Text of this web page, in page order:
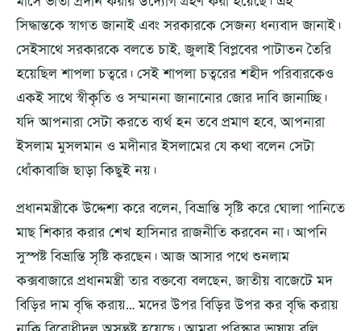
সিদ্ধান্তকে স্বাগত জানাই এবং সরকারকে সেজন্য ধন্যবাদ জানাই।
সেইসাথে সরকারকে বলতে চাই, জুলাই বিপ্লবের পাটাতন তৈরি
হয়েছিল শাপলা চত্বরে। সেই শাপলা চত্বরের শহীদ পরিবারকেও
এক‌ই সাথে স্বীকৃতি ও সম্মাননা জানানোর জোর দাবি জানাচ্ছি।
যদি আপনারা সেটা করতে ব্যর্থ হন তবে প্রমাণ হবে, আপনারা
ইসলাম মুসলমান ও মদীনার ইসলামের যে কথা বলেন সেটা
ধোঁকাবাজি ছাড়া কিছুই নয়।
প্রধানমন্ত্রীকে উদ্দেশ্য করে বলেন, বিভ্রান্তি সৃষ্টি করে ঘোলা পানিতে
মাছ শিকার করার শেখ হাসিনার রাজনীতি করবেন না। আপনি
সুস্পষ্ট বিভ্রান্তি সৃষ্টি করছেন। আজ আসার পথে শুনলাম
কক্সবাজারে প্রধানমন্ত্রী তার বক্তব্যে বলছেন, জাতীয় বাজেটে মদ
বিড়ির দাম বৃদ্ধি করায়… মদের উপর বিড়ির উপর কর বৃদ্ধি করায়